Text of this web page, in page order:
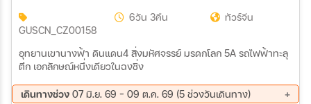
เฉพาะเทศกาล
ระหว่าง
GUSCN_CZ00158
6วัน 3คืน ทัวร์จีน
อุทยานเขานางฟ้า ดินแดน4 สิ่งมหัศจรรย์ มรดกโลก 5A รถไฟฟ้าทะลุ
ตึก เอกลักษณ์หนึ่งเดียวในฉงชิ่ง
เดินทางช่วง 07 มิ.ย. 69 - 09 ต.ค. 69 (5 ช่วงวันเดินทาง)